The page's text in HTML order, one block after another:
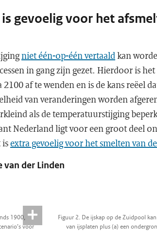
gevoelig voor het
niet één-op-één vertaald kan
in gang zijn gezet. Hierdoor is het
af te wenden en is de kans reëel
van veranderingen worden
als de temperatuurstijging
Nederland ligt voor een groot deel
isextra gevoelig voor het smelten van
der Linden
1900,
voor
Figuur 2. De ijskap op de Zuidpool
van ijsplaten plus (a) een